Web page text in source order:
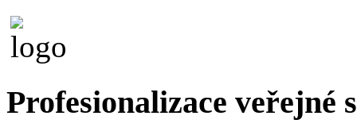
Profesionalizace veřejné